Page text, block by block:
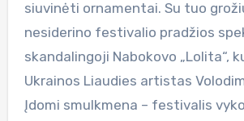
siuvinėti ornamentai. Su tuo
nesiderino festivalio pradžios
skandalingoji Nabokovo „Lolita“,
Ukrainos Liaudies artistas
Įdomi smulkmena – festivalis